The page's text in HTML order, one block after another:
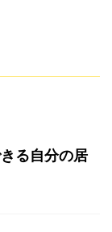
る自分の居